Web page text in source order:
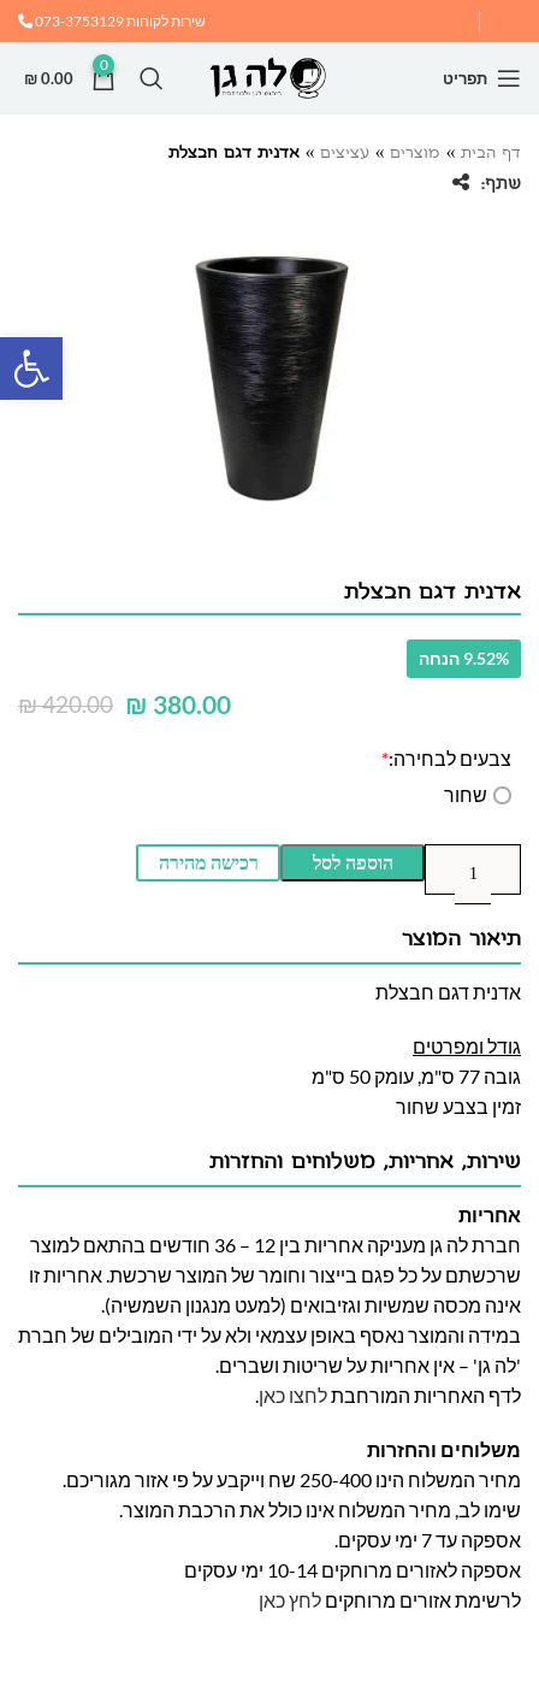
שירות לקוחות073-3753129
תפריט
0
₪0.00
דף הבית » מוצרים » עציצים » אדנית דגם חבצלת
שתף:
אדנית דגם חבצלת
9.52% הנחה
₪420.00 ₪ 380.00
צבעים לבחירה:*
שחור
הוספה לסל רכישה מהירה
תיאור המוצר
אדנית דגם חבצלת
גודל ומפרטים
גובה 77 ס"מ, עומק 50 ס"מ
זמין בצבע שחור
שירות, אחריות, משלוחים והחזרות
אחריות
חברת לה גן מעניקה אחריות בין 12 – 36 חודשים בהתאם למוצר
שרכשתם על כל פגם בייצור וחומר של המוצר שרכשת. אחריות זו
אינה מכסה שמשיות וגזיבואים (למעט מנגנון השמשיה).
במידה והמוצר נאסף באופן עצמאי ולא על ידי המובילים של חברת
'לה גן' – אין אחריות על שריטות ושברים.
לדף האחריות המורחבתלחצו כאן.
משלוחים והחזרות
מחיר המשלוח הינו 250-400 שח וייקבע על פי אזור מגוריכם.
שימו לב, מחיר המשלוח אינו כולל את הרכבת המוצר.
אספקה עד 7 ימי עסקים.
אספקה לאזורים מרוחקים 10-14 ימי עסקים
לרשימת אזורים מרוחקים לחץ כאן